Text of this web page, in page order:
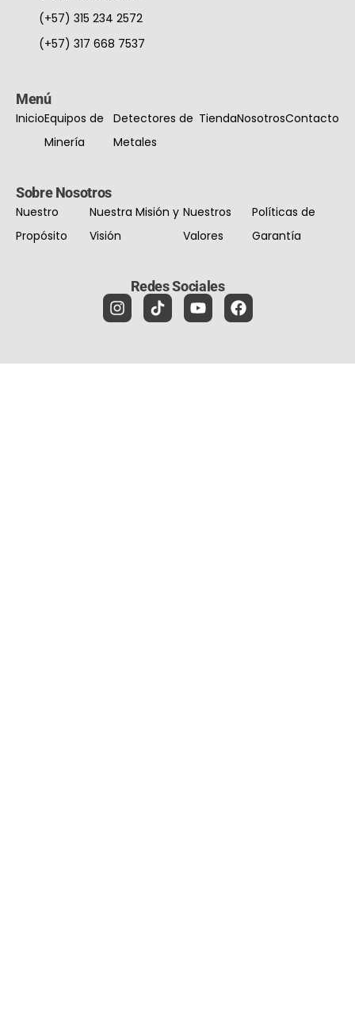
(+57) 315 234 2572
(+57) 317 668 7537
Menú
InicioEquipos de
Minería
Detectores de
Metales
TiendaNosotrosContacto
Sobre Nosotros
Nuestro
Propósito
Nuestra Misión y
Visión
Nuestros
Valores
Políticas de
Garantía
Redes Sociales